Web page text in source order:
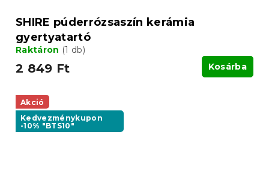
SHIRE púderrózsaszín kerámia
gyertyatartó
Raktáron (1 db)
2 849 Ft Kosárba
Akció
Kedvezménykupon
-10% "BTS10"